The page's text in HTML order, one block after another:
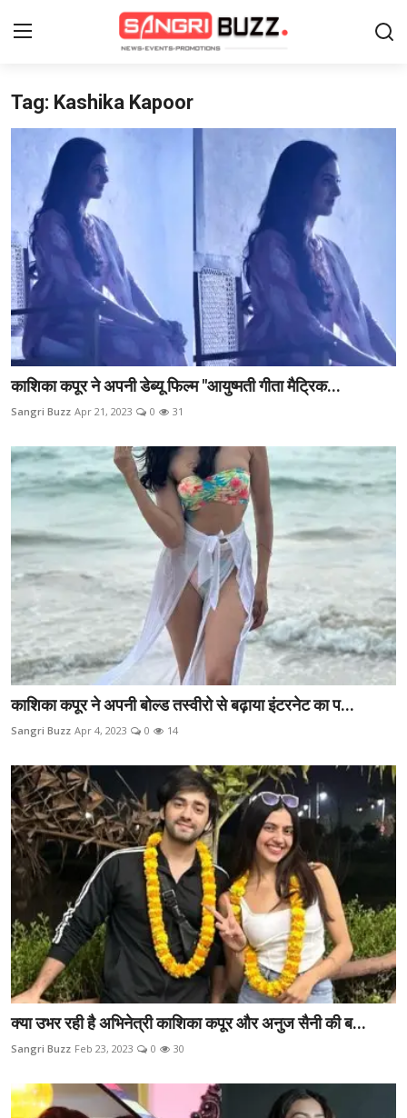
Login Register
Home
Contact
About Us
फैशन
लाइफस्टाइल
मनोरंजन
ब्यूटी पेजेंट
खेल
Tag: Kashika Kapoor
काशिका कपूर ने अपनी डेब्यू फिल्म "आयुष्मती गीता मैट्रिक...
Sangri Buzz Apr 21, 2023 0 31
काशिका कपूर ने अपनी बोल्ड तस्वीरो से बढ़ाया इंटरनेट का प...
Sangri Buzz Apr 4, 2023 0 14
क्या उभर रही है अभिनेत्री काशिका कपूर और अनुज सैनी की ब...
Sangri Buzz Feb 23, 2023 0 30